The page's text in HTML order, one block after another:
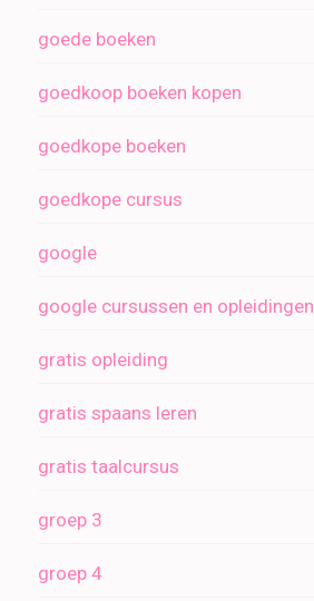
goede boeken
goedkoop boeken kopen
goedkope boeken
goedkope cursus
google
google cursussen en opleidingen
gratis opleiding
gratis spaans leren
gratis taalcursus
groep 3
groep 4